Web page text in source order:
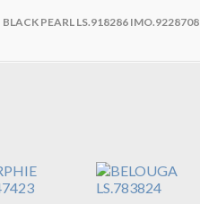
BLACK PEARL LS.918286 IMO.9228708